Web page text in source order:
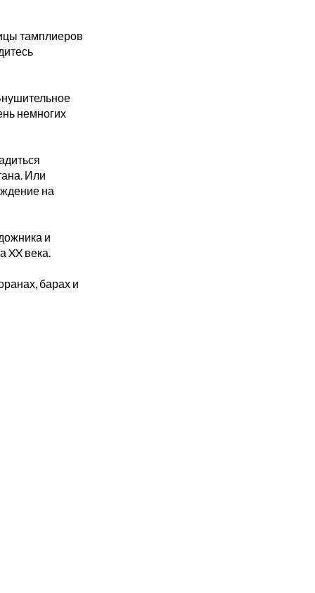
тамплиеров
немногих
Или
на
и
XX века.
барах и